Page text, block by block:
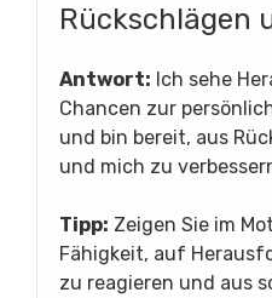
Rückschlägen
Antwort: Ich sehe
Chancen zur
und bin bereit, aus
und mich zu
Tipp: Zeigen Sie im
Fähigkeit, auf
zu reagieren und aus